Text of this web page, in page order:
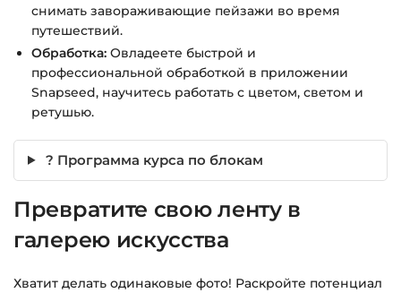
снимать завораживающие пейзажи во время
путешествий.
Обработка: Овладеете быстрой и
профессиональной обработкой в приложении
Snapseed, научитесь работать с цветом, светом и
ретушью.
? Программа курса по блокам
Превратите свою ленту в
галерею искусства
Хватит делать одинаковые фото! Раскройте потенциал